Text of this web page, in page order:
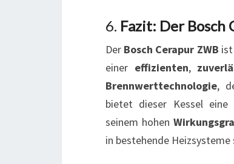
6. Fazit: Der
Der Bosch Cerapur ZWB
einer effizienten,
Brennwerttechnologie,
bietet dieser Kessel eine
seinem hohen
in bestehende